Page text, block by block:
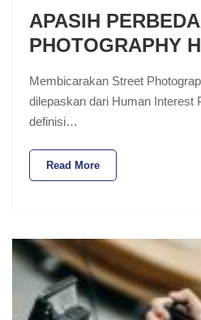
APASIH
PHOTOGRAPHY
Membicarakan Street
dilepaskan dari Human Interest
definisi…
Read More